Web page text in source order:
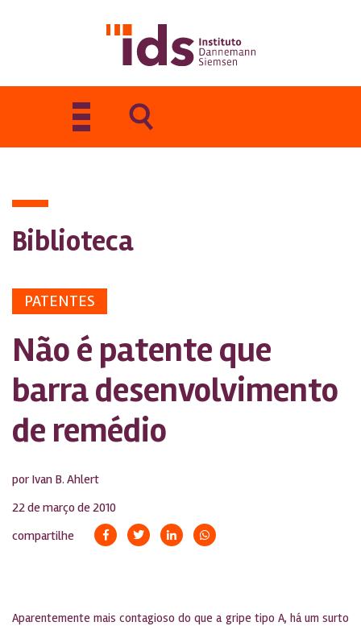
Toggle
navigation
Biblioteca
PATENTES
Não é patente que
barra desenvolvimento
de remédio
por Ivan B. Ahlert
22 de março de 2010
compartilhe
Aparentemente mais contagioso do que a gripe tipo A, há um surto